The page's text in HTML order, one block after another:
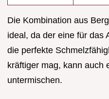
Die Kombination aus
ideal, da der eine für das
die perfekte
kräftiger mag, kann auch
untermischen.